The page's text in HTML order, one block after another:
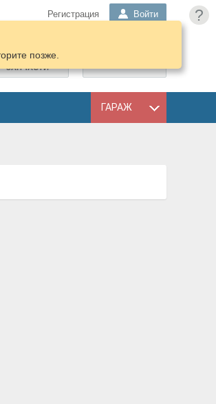
?
Регистрация Войти
ПОДОБРАТЬ
ЗАПЧАСТИ
ГАРАЖ
позже.